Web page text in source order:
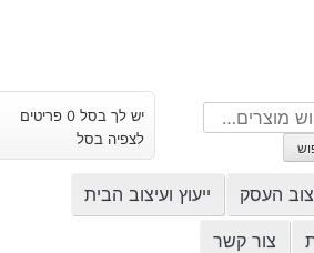
יש לך בסל 0 פריטים
לצפיה בסל
העסק ייעוץ ועיצוב הבית
צור קשר